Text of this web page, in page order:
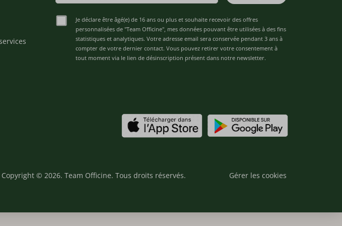
Je déclare être âgé(e) de 16 ans ou plus et souhaite recevoir des offres
personnalisées de "Team Officine", mes données pouvant être utilisées à des fins
statistiques et analytiques. Votre adresse email sera conservée pendant 3 ans à
compter de votre dernier contact. Vous pouvez retirer votre consentement à
tout moment via le lien de désinscription présent dans notre newsletter.
Copyright © 2026. Team Officine. Tous droits réservés. Gérer les cookies